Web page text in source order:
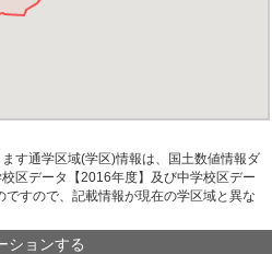
す通学区域(学区)情報は、国土数値情報ダ
区データ【2016年度】及び中学校区デー
すので、記載情報が現在の学区域と異な
ションする